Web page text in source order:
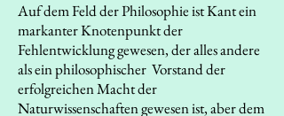
Auf dem Feld der Philosophie ist Kant ein
markanter Knotenpunkt der
Fehlentwicklung gewesen, der alles andere
als ein philosophischer Vorstand der
erfolgreichen Macht der
Naturwissenschaften gewesen ist, aber dem